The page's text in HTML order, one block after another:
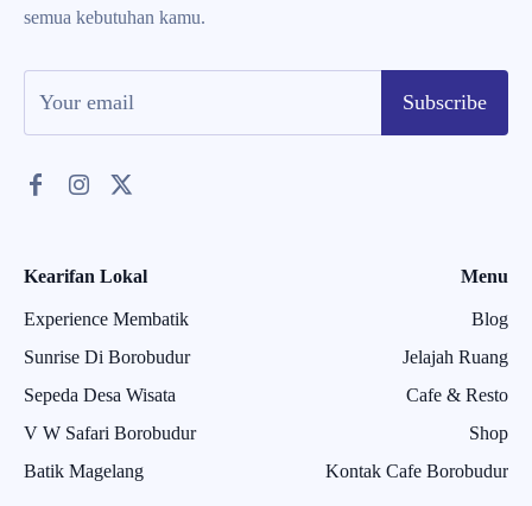
semua kebutuhan kamu.
Subscribe
Kearifan Lokal
Experience Membatik
Sunrise Di Borobudur
Sepeda Desa Wisata
V W Safari Borobudur
Batik Magelang
Menu
Blog
Jelajah Ruang
Cafe & Resto
Shop
Kontak Cafe Borobudur